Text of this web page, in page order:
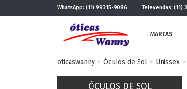
WhatsApp: (11) 99315-9086 Televendas: (11)
MARCAS
oticaswanny Óculos de Sol Unissex
ÓCULOS DE SOL